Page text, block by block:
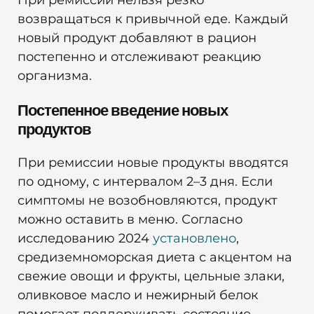
возвращаться к привычной еде. Каждый
новый продукт добавляют в рацион
постепенно и отслеживают реакцию
организма.
Постепенное введение новых
продуктов
При ремиссии новые продукты вводятся
по одному, с интервалом 2–3 дня. Если
симптомы не возобновляются, продукт
можно оставить в меню. Согласно
исследованию 2024 установлено,
средиземноморская диета с акцентом на
свежие овощи и фрукты, цельные злаки,
оливковое масло и нежирный белок